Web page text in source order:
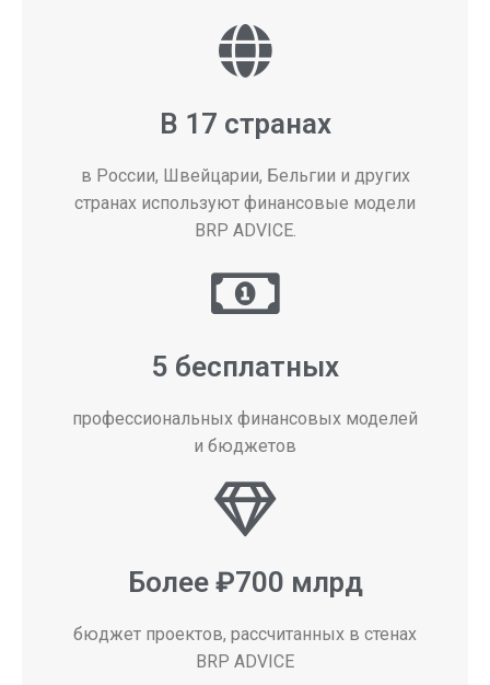
В 17 странах
в России, Швейцарии, Бельгии и других
странах используют финансовые модели
BRP ADVICE.
5 бесплатных
профессиональных финансовых моделей
и бюджетов
Более ₽700 млрд
бюджет проектов, рассчитанных в стенах
BRP ADVICE